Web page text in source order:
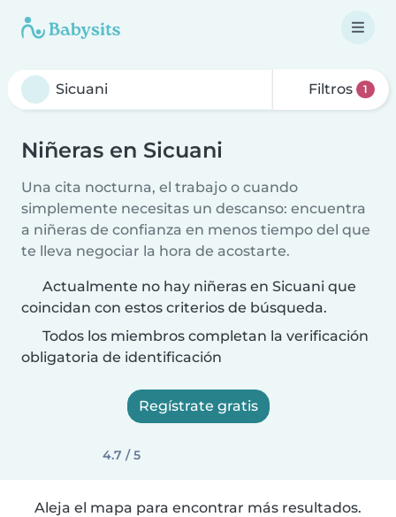
Filtros 1
Niñeras en Sicuani
Una cita nocturna, el trabajo o cuando
simplemente necesitas un descanso: encuentra
a niñeras de confianza en menos tiempo del que
te lleva negociar la hora de acostarte.
Actualmente no hay niñeras en Sicuani que
coincidan con estos criterios de búsqueda.
Todos los miembros completan la verificación
obligatoria de identificación
Regístrate gratis
4.7 / 5
Aleja el mapa para encontrar más resultados.